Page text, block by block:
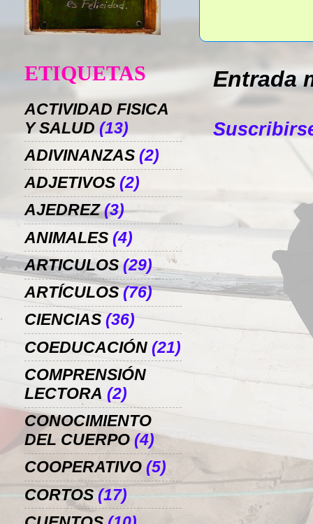
Entrada
ETIQUETAS
ACTIVIDAD FISICA
Y SALUD (13)
ADIVINANZAS (2)
ADJETIVOS (2)
AJEDREZ (3)
ANIMALES (4)
ARTICULOS (29)
ARTÍCULOS (76)
CIENCIAS (36)
COEDUCACIÓN (21)
COMPRENSIÓN
LECTORA (2)
CONOCIMIENTO
DEL CUERPO (4)
COOPERATIVO (5)
CORTOS (17)